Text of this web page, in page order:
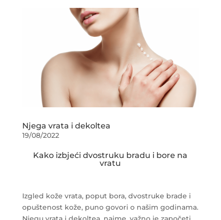
Njega vrata i dekoltea
19/08/2022
Kako izbjeći dvostruku bradu i bore na
vratu
Izgled kože vrata, poput bora, dvostruke brade i
opuštenost kože, puno govori o našim godinama.